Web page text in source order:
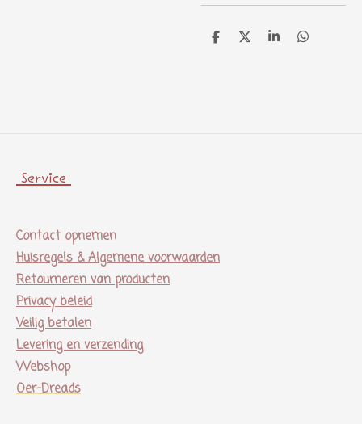
D D S D
Service
Contact opnemen
Huisregels & Algemene voorwaarden
Retourneren van producten
Privacy beleid
Veilig betalen
Levering en verzending
Webshop
Oer-Dreads